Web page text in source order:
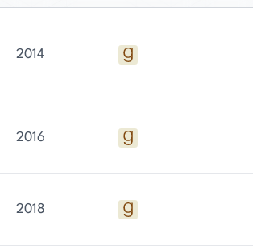
2014
2016
2018